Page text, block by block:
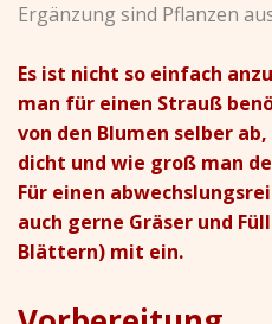
Ergänzung sind Pflanzen
Es ist nicht so einfach
man für einen Strauß
von den Blumen selber
dicht und wie groß man
Für einen
auch gerne Gräser und
Blättern) mit ein.